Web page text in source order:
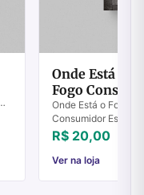
Onde Está o
Fogo
Onde Está o Fogo?
Consumidor Essa
versículo do Antigo
conhecida. Bem
entretanto, é...
R$ 20,00
Ver na loja